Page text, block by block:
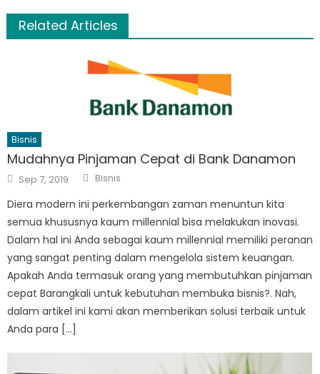
Related Articles
Bisnis
Mudahnya Pinjaman Cepat di Bank Danamon
Posted
on
Sep 7, 2019 Author
Bisnis
Diera modern ini perkembangan zaman menuntun kita
semua khususnya kaum millennial bisa melakukan inovasi.
Dalam hal ini Anda sebagai kaum millennial memiliki peranan
yang sangat penting dalam mengelola sistem keuangan.
Apakah Anda termasuk orang yang membutuhkan pinjaman
cepat Barangkali untuk kebutuhan membuka bisnis?. Nah,
dalam artikel ini kami akan memberikan solusi terbaik untuk
Anda para […]